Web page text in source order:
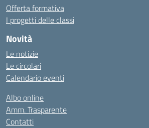
Offerta formativa
I progetti delle classi
Novità
Le notizie
Le circolari
Calendario eventi
Albo online
Amm. Trasparente
Contatti